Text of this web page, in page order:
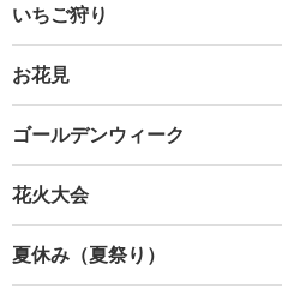
いちご狩り
お花見
ゴールデンウィーク
花火大会
夏休み（夏祭り）